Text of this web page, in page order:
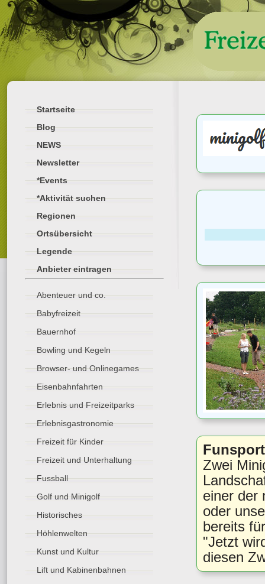
Startseite
Blog
NEWS
Newsletter
*Events
*Aktivität suchen
Regionen
Ortsübersicht
Legende
Anbieter eintragen
Abenteuer und co.
Babyfreizeit
Bauernhof
Bowling und Kegeln
Browser- und Onlinegames
Eisenbahnfahrten
Erlebnis und Freizeitparks
Erlebnisgastronomie
Freizeit für Kinder
Freizeit und Unterhaltung
Fussball
Golf und Minigolf
Historisches
Höhlenwelten
Kunst und Kultur
Lift und Kabinenbahnen
Zwei
einer der
oder
bereits
"Jetzt
diesen